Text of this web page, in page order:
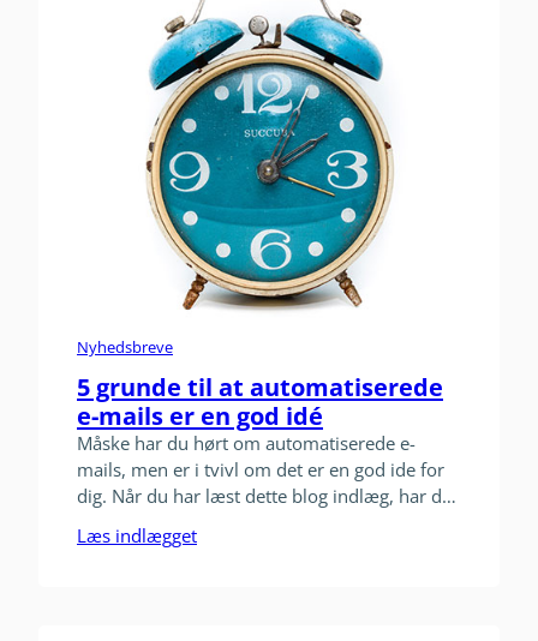
Nyhedsbreve
5 grunde til at automatiserede
e-mails er en god idé
Måske har du hørt om automatiserede e-
mails, men er i tvivl om det er en god ide for
dig. Når du har læst dette blog indlæg, har du
ide, hvis du gerne vil levere god service til
Læs indlægget